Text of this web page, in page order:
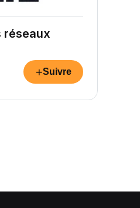
réseaux
+Suivre